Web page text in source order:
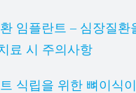
임플란트 – 심장질환
료 시 주의사항
식립을 위한 뼈이식